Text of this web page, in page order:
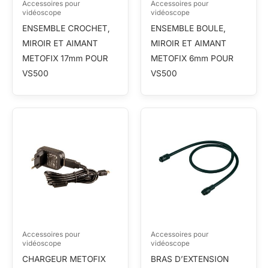
Accessoires pour
vidéoscope
ENSEMBLE CROCHET,
MIROIR ET AIMANT
METOFIX 17mm POUR
VS500
Accessoires pour
vidéoscope
ENSEMBLE BOULE,
MIROIR ET AIMANT
METOFIX 6mm POUR
VS500
Accessoires pour
vidéoscope
CHARGEUR METOFIX
Accessoires pour
vidéoscope
BRAS D’EXTENSION